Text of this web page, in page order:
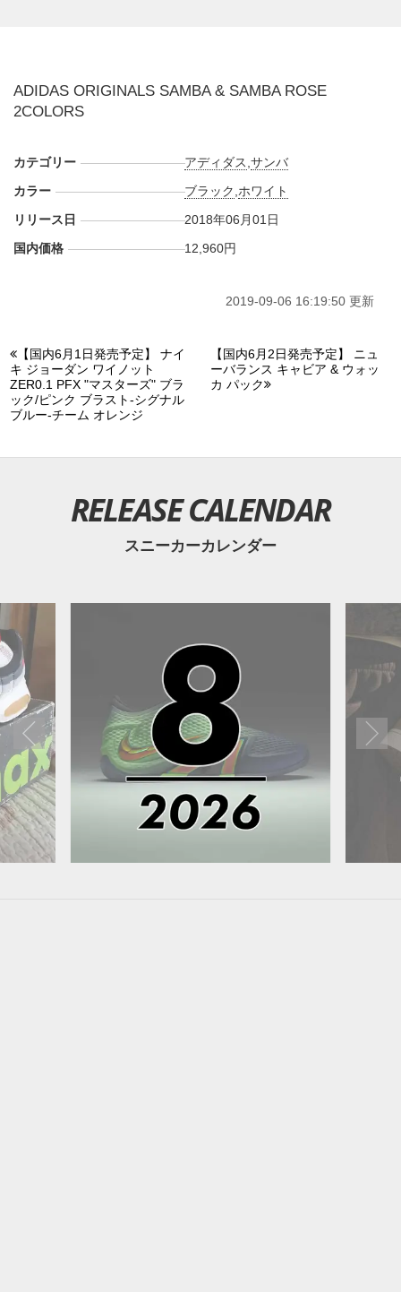
【実店舗】
・URBAN RESEARCH各店
・MSPC PRODUCT sort各店
・Lui's各店
・BAYFLOW 各店
・ROSE BUD各店
ADIDAS ORIGINALS SAMBA & SAMBA ROSE
2COLORS
カテゴリー アディダス ,サンバ
カラー
ブラック ホワイト
リリース日
2018年06月01日
国内価格
12,960円
2019-09-06 16:19:50 更新
【国内6月1日発売予定】 ナイ
キ ジョーダン ワイノット
ZER0.1 PFX "マスターズ" ブラ
ック/ピンク ブラスト-シグナル
ブルー-チーム オレンジ
【国内6月2日発売予定】 ニュ
ーバランス キャビア & ウォッ
カ パック
RELEASE CALENDAR
スニーカーカレンダー